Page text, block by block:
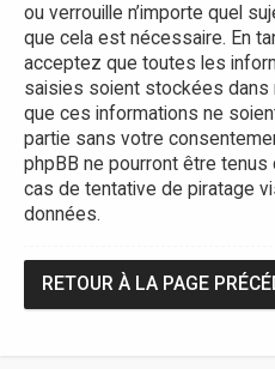
ou verrouille n’importe quel
que cela est nécessaire. En
acceptez que toutes les
saisies soient stockées dans
que ces informations ne
partie sans votre
phpBB ne pourront être
cas de tentative de piratage
données.
RETOUR À LA PAGE